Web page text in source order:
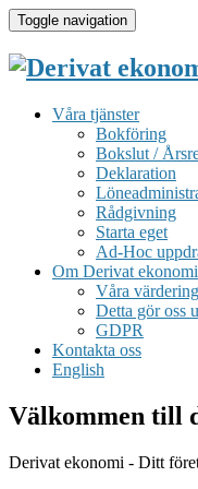
Toggle navigation
Våra tjänster
Bokföring
Bokslut /
Deklaration
Rådgivning
Starta eget
Ad-Hoc
Om Derivat ekonomi
Våra
Detta gör oss
GDPR
Kontakta oss
English
Välkommen till
Derivat ekonomi - Ditt